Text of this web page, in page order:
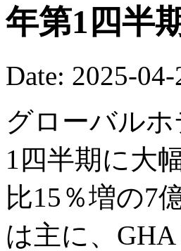
年第1四半
Date: 2025-04-
グローバル
1四半期に大
比15％増の7
は主に、